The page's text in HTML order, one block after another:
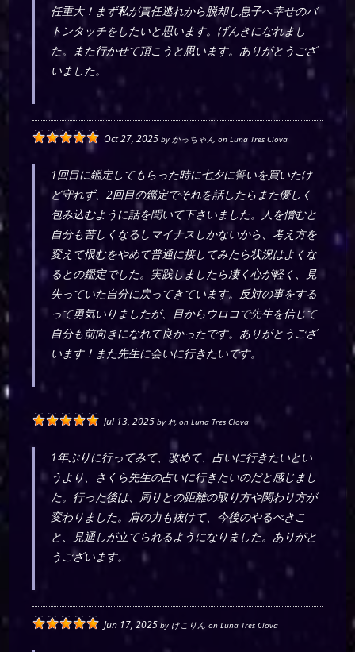
任重大！まず私が責任逃れから脱却し息子へ幸せのバ
トンタッチをしたいと思います。げんきになれまし
た。また行かせて頂こうと思います。ありがとうござ
いました。
Oct 27, 2025 by かっちゃん onLuna Tres Clova
1回目に鑑定してもらった時に七夕に誓いを買いたけ
ど守れず、2回目の鑑定でそれを話したらまた優しく
包み込むように話を聞いて下さいました。人を憎むと
自分も苦しくなるしマイナスしかないから、考え方を
変えて恨むをやめて普通に接してみたら状況はよくな
るとの鑑定でした。実践しましたら凄く心が軽く、見
失っていた自分に戻ってきています。反対の事をする
って勇気いりましたが、目からウロコで先生を信じて
自分も前向きになれて良かったです。ありがとうござ
います！また先生に会いに行きたいです。
Jul 13, 2025 byれ onLuna Tres Clova
1年ぶりに行ってみて、改めて、占いに行きたいとい
うより、さくら先生の占いに行きたいのだと感じまし
た。行った後は、周りとの距離の取り方や関わり方が
変わりました。肩の力も抜けて、今後のやるべきこ
と、見通しが立てられるようになりました。ありがと
うございます。
Jun 17, 2025 by けこりん onLuna Tres Clova